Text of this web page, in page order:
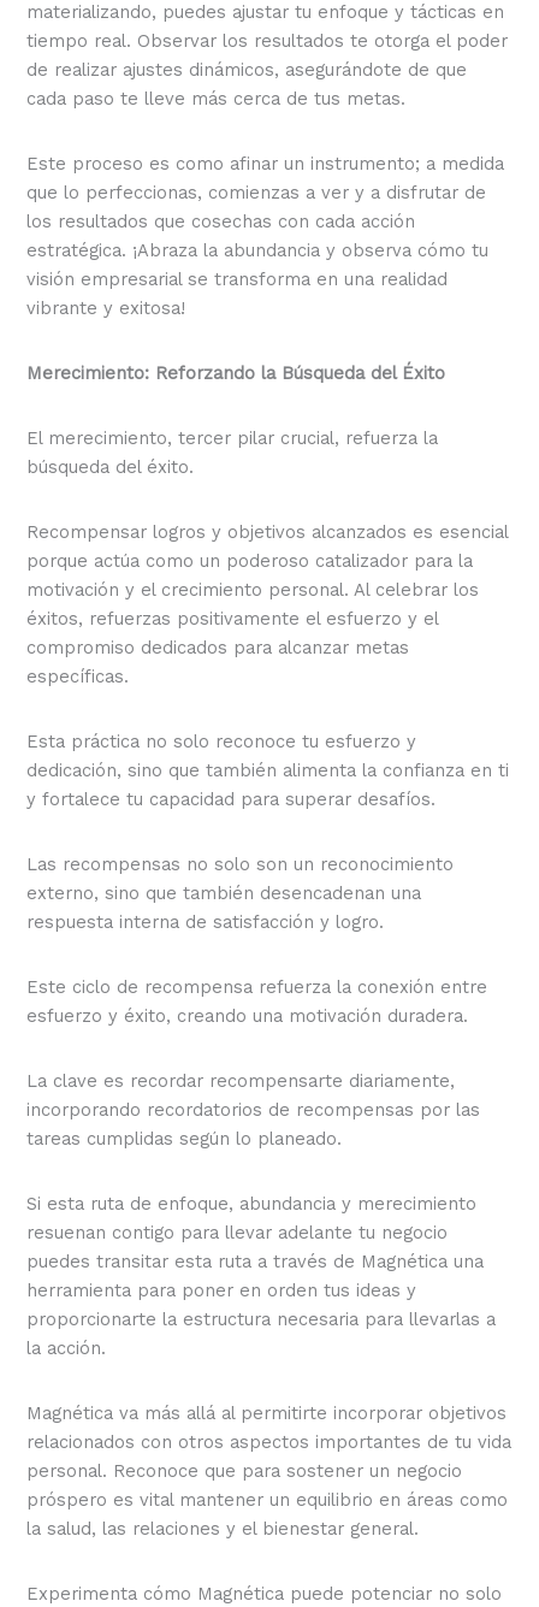
materializando, puedes ajustar tu enfoque y tácticas en
tiempo real. Observar los resultados te otorga el poder
de realizar ajustes dinámicos, asegurándote de que
cada paso te lleve más cerca de tus metas.
Este proceso es como afinar un instrumento; a medida
que lo perfeccionas, comienzas a ver y a disfrutar de
los resultados que cosechas con cada acción
estratégica. ¡Abraza la abundancia y observa cómo tu
visión empresarial se transforma en una realidad
vibrante y exitosa!
Merecimiento: Reforzando la Búsqueda del Éxito
El merecimiento, tercer pilar crucial, refuerza la
búsqueda del éxito.
Recompensar logros y objetivos alcanzados es esencial
porque actúa como un poderoso catalizador para la
motivación y el crecimiento personal. Al celebrar los
éxitos, refuerzas positivamente el esfuerzo y el
compromiso dedicados para alcanzar metas
específicas.
Esta práctica no solo reconoce tu esfuerzo y
dedicación, sino que también alimenta la confianza en ti
y fortalece tu capacidad para superar desafíos.
Las recompensas no solo son un reconocimiento
externo, sino que también desencadenan una
respuesta interna de satisfacción y logro.
Este ciclo de recompensa refuerza la conexión entre
esfuerzo y éxito, creando una motivación duradera.
La clave es recordar recompensarte diariamente,
incorporando recordatorios de recompensas por las
tareas cumplidas según lo planeado.
Si esta ruta de enfoque, abundancia y merecimiento
resuenan contigo para llevar adelante tu negocio
puedes transitar esta ruta a través de Magnética una
herramienta para poner en orden tus ideas y
proporcionarte la estructura necesaria para llevarlas a
la acción.
Magnética va más allá al permitirte incorporar objetivos
relacionados con otros aspectos importantes de tu vida
personal. Reconoce que para sostener un negocio
próspero es vital mantener un equilibrio en áreas como
la salud, las relaciones y el bienestar general.
Experimenta cómo Magnética puede potenciar no solo